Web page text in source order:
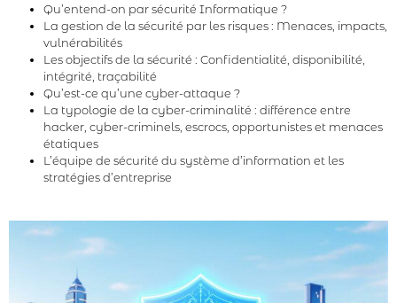
Qu’entend-on par sécurité Informatique ?
La gestion de la sécurité par les risques : Menaces, impacts,
vulnérabilités
Les objectifs de la sécurité : Confidentialité, disponibilité,
intégrité, traçabilité
Qu’est-ce qu’une cyber-attaque ?
La typologie de la cyber-criminalité : différence entre
hacker, cyber-criminels, escrocs, opportunistes et menaces
étatiques
L’équipe de sécurité du système d’information et les
stratégies d’entreprise